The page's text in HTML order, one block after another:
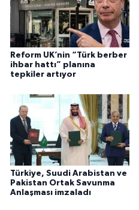
Reform UK’nin “Türk berber
ihbar hattı” planına
tepkiler artıyor
Türkiye, Suudi Arabistan ve
Pakistan Ortak Savunma
Anlaşması imzaladı